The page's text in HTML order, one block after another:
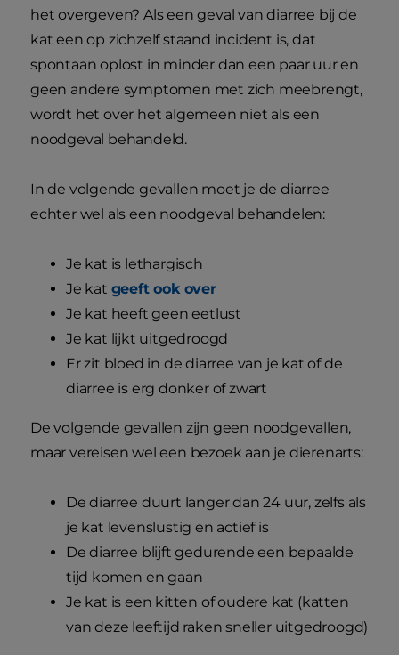
het overgeven? Als een geval van diarree bij de
kat een op zichzelf staand incident is, dat
spontaan oplost in minder dan een paar uur en
geen andere symptomen met zich meebrengt,
wordt het over het algemeen niet als een
noodgeval behandeld.
In de volgende gevallen moet je de diarree
echter wel als een noodgeval behandelen:
Je kat is lethargisch
Je kat geeft ook over
Je kat heeft geen eetlust
Je kat lijkt uitgedroogd
Er zit bloed in de diarree van je kat of de
diarree is erg donker of zwart
De volgende gevallen zijn geen noodgevallen,
maar vereisen wel een bezoek aan je dierenarts:
De diarree duurt langer dan 24 uur, zelfs als
je kat levenslustig en actief is
De diarree blijft gedurende een bepaalde
tijd komen en gaan
Je kat is een kitten of oudere kat (katten
van deze leeftijd raken sneller uitgedroogd)